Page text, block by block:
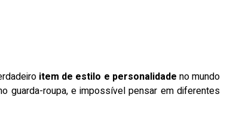
item de estilo e personalidade no mundo
guarda-roupa, e impossível pensar em diferentes